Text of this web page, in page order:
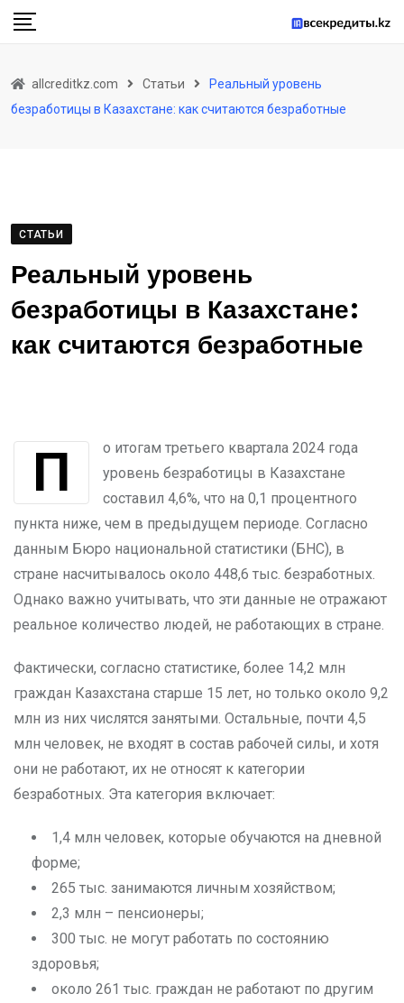
Skip
allcreditkz.com Статьи
Реальный уровень
безработицы в Казахстане: как считаются безработные
СТАТЬИ
Реальный уровень
безработицы в Казахстане:
как считаются безработные
По итогам третьего квартала 2024 года
уровень безработицы в Казахстане
составил 4,6%, что на 0,1 процентного
пункта ниже, чем в предыдущем периоде. Согласно
данным Бюро национальной статистики (БНС), в
стране насчитывалось около 448,6 тыс. безработных.
Однако важно учитывать, что эти данные не отражают
реальное количество людей, не работающих в стране.
Фактически, согласно статистике, более 14,2 млн
граждан Казахстана старше 15 лет, но только около 9,2
млн из них числятся занятыми. Остальные, почти 4,5
млн человек, не входят в состав рабочей силы, и хотя
они не работают, их не относят к категории
безработных. Эта категория включает:
1,4 млн человек, которые обучаются на дневной
форме;
265 тыс. занимаются личным хозяйством;
2,3 млн – пенсионеры;
300 тыс. не могут работать по состоянию
здоровья;
около 261 тыс. граждан не работают по другим